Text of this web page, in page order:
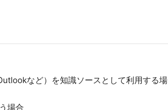
など）を知識ソースとして利用する場
場合